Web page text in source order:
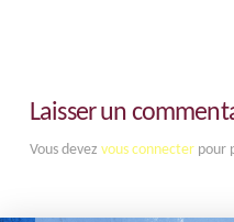
Laisser un
Vous devez vous connecterpour